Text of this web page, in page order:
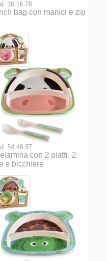
16.16.78
bag con manici e zip
54.46.57
con 2 piatti, 2
e bicchiere